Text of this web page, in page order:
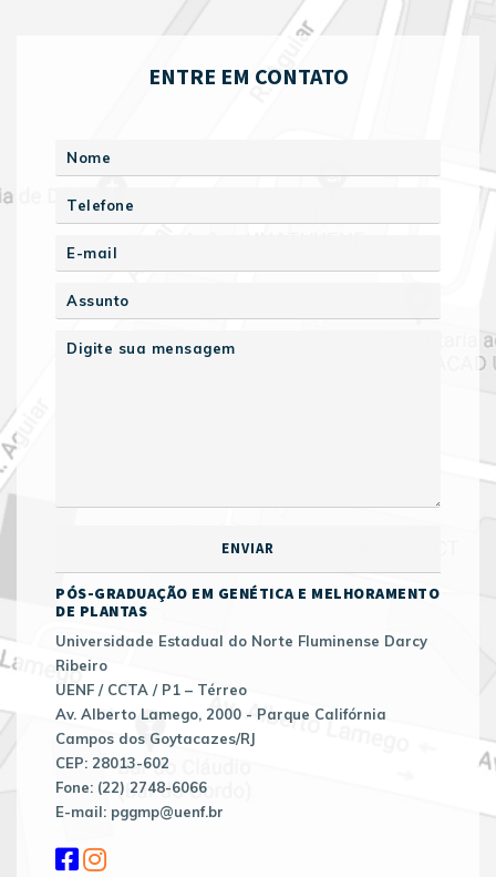
ENTRE EM CONTATO
PÓS-GRADUAÇÃO EM GENÉTICA E MELHORAMENTO
DE PLANTAS
Universidade Estadual do Norte Fluminense Darcy
Ribeiro
UENF / CCTA / P1 – Térreo
Av. Alberto Lamego, 2000 - Parque Califórnia
Campos dos Goytacazes/RJ
CEP: 28013-602
Fone: (22) 2748-6066
E-mail: pggmp@uenf.br